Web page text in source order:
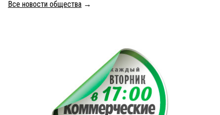
Все новости общества →